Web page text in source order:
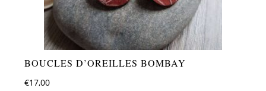
BOUCLES D’OREILLES BOMBAY
€17,00